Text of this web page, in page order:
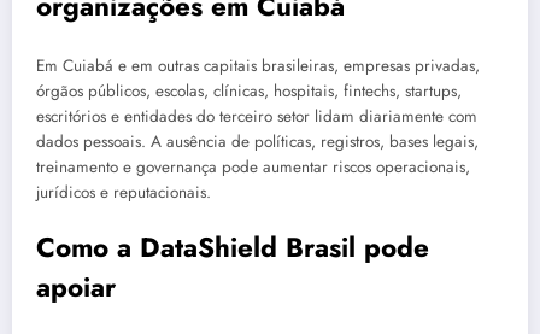
Em Cuiabá e em outras capitais brasileiras, empresas privadas,
órgãos públicos, escolas, clínicas, hospitais, fintechs, startups,
escritórios e entidades do terceiro setor lidam diariamente com
dados pessoais. A ausência de políticas, registros, bases legais,
treinamento e governança pode aumentar riscos operacionais,
jurídicos e reputacionais.
Como a DataShield Brasil pode
apoiar